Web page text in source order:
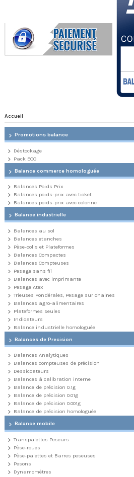
Accueil
Promotions balance
Déstockage
Pack ECO
Balance commerce homologuée
Balances Poids Prix
Balances poids-prix avec ticket
Balances poids-prix avec colonne
Balance industrielle
Balances au sol
Balances etanches
Pèse-colis et Plateformes
Balances Compactes
Balances Compteuses
Pesage sans fil
Balances avec imprimante
Pesage Atex
Trieuses Pondérales, Pesage sur chaines
Balances agro-alimentaires
Plateformes seules
Indicateurs
Balance industrielle homologuée
Balances de Precision
Balances Analytiques
Balances compteuses de précision
Dessiccateurs
Balances à calibration interne
Balance de précision 0.1g
Balance de précision 0.01g
Balance de précision 0.001g
Balance de précision homologuée
Balance mobile
Transpalettes Peseurs
Pèse-roues
Pèse-palettes et Barres peseuses
Pesons
Dynamomètres